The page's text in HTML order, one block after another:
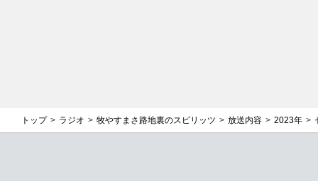
トップ ラジオ 牧やすまさ路地裏のスピリッツ 放送内容 2023年